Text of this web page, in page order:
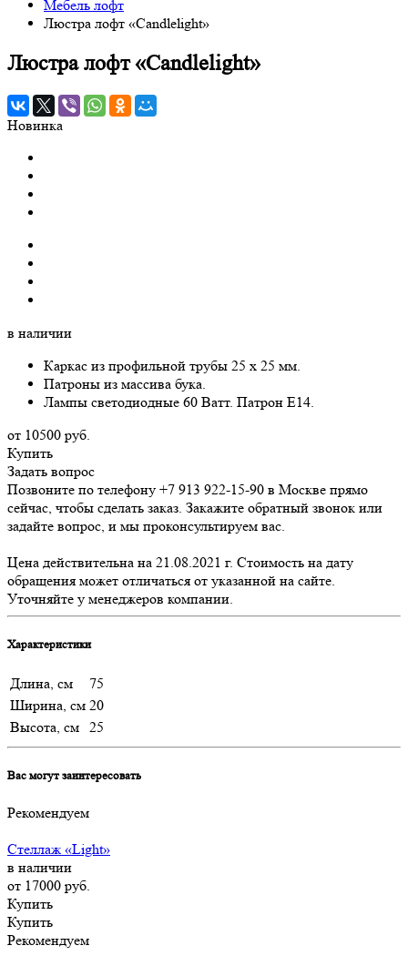
Мебель лофт
Люстра лофт «Candlelight»
Люстра лофт «Candlelight»
Новинка
в наличии
Каркас из профильной трубы 25 х 25 мм.
Патроны из массива бука.
Лампы светодиодные 60 Ватт. Патрон Е14.
от 10500 руб.
Купить
Задать вопрос
Позвоните по телефону +7 913 922-15-90 в Москве прямо
сейчас, чтобы сделать заказ. Закажите обратный звонок или
задайте вопрос, и мы проконсультируем вас.
Цена действительна на 21.08.2021 г. Стоимость на дату
обращения может отличаться от указанной на сайте.
Уточняйте у менеджеров компании.
Характеристики
Длина, см
75
Ширина, см 20
Высота, см 25
Вас могут заинтересовать
Рекомендуем
Стеллаж «Light»
в наличии
от 17000 руб.
Купить
Купить
Рекомендуем